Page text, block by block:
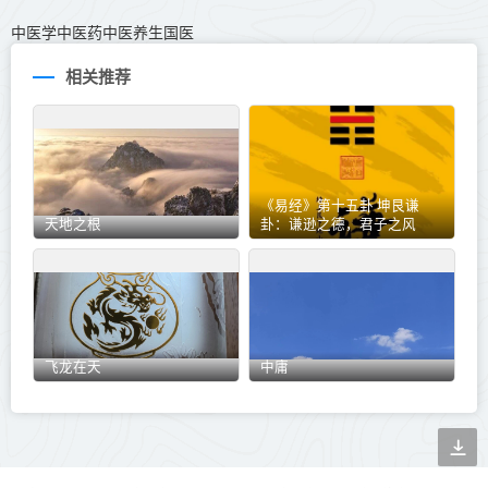
中医学中医药中医养生国医
相关推荐
天地之根
《易经》第十五卦 坤艮谦
卦：谦逊之德，君子之风
飞龙在天 中庸